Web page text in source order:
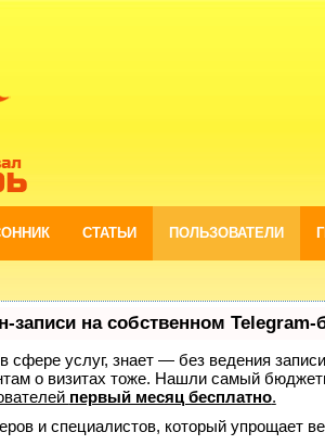
СТАТЬИ ПОЛЬЗОВАТЕЛИ
записи на собственном Telegram-
в сфере услуг, знает — без ведения
о визитах тоже. Нашли самый
первый месяц бесплатно.
и специалистов, который упрощает